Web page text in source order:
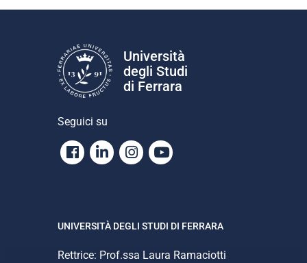
Università
degli Studi
di Ferrara
Seguici su
Facebook
LinkedinInstagram
Youtube
UNIVERSITÀ DEGLI STUDI DI FERRARA
Rettrice: Prof.ssa Laura Ramaciotti